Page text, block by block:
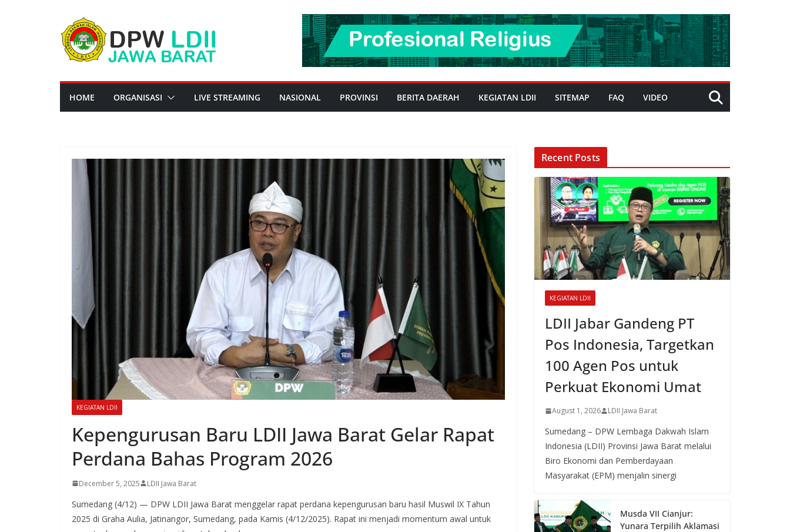
HOME ORGANISASI LIVE STREAMING NASIONAL PROVINSI BERITA DAERAH KEGIATAN LDII SITEMAP FAQ VIDEO
KEGIATAN LDII
Kepengurusan Baru LDII Jawa Barat Gelar Rapat
Perdana Bahas Program 2026
December 5, 2025 LDII Jawa Barat
Sumedang (4/12) — DPW LDII Jawa Barat menggelar rapat perdana kepengurusan baru hasil Muswil IX Tahun
2025 di Graha Aulia, Jatinangor, Sumedang, pada Kamis (4/12/2025). Rapat ini menjadi momentum awal untuk
Recent Posts
KEGIATAN LDII
LDII Jabar Gandeng PT
Pos Indonesia, Targetkan
100 Agen Pos untuk
Perkuat Ekonomi Umat
August 1, 2026 LDII Jawa Barat
Sumedang – DPW Lembaga Dakwah Islam
Indonesia (LDII) Provinsi Jawa Barat melalui
Biro Ekonomi dan Pemberdayaan
Masyarakat (EPM) menjalin sinergi
Musda VII Cianjur:
Yunara Terpilih Aklamasi